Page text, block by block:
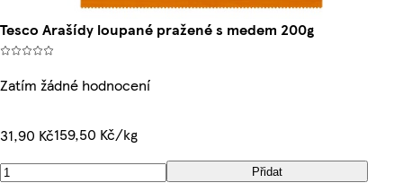
Tesco Arašídy loupané pražené s medem 200g
Zatím žádné hodnocení
31,90 Kč159,50 Kč/kg
Přidat